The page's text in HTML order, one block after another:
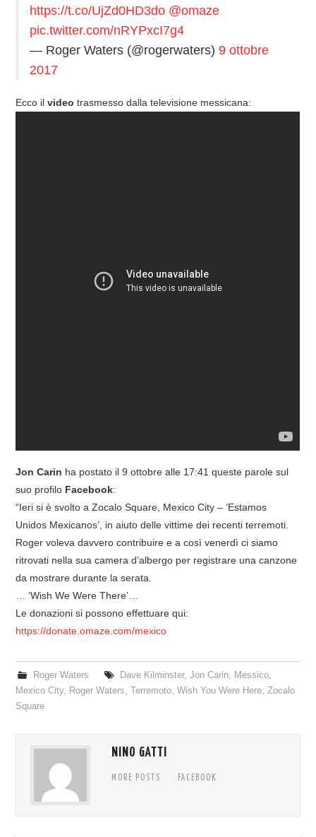
https://t.co/UjZd0HD3do @omaze
pic.twitter.com/nRYPxcI7g4
— Roger Waters (@rogerwaters)9 ottobre
2017
Ecco ilvideo trasmesso dalla televisione messicana:
Jon Carin ha postato il 9 ottobre alle 17:41 queste parole sul
suo profilo Facebook:
“Ieri si è svolto a Zocalo Square, Mexico City – ‘Estamos
Unidos Mexicanos’, in aiuto delle vittime dei recenti terremoti.
Roger voleva davvero contribuire e a così venerdì ci siamo
ritrovati nella sua camera d’albergo per registrare una canzone
da mostrare durante la serata.
… ‘Wish We Were There’…
Le donazioni si possono effettuare qui:
https://donate.omaze.com/mexico
Roger Waters Dave Kilminster, Jon Carin, Messico,
Mexico City, Roger Waters,Terremoto,Wish You Were Here,Zocalo
Square
NINO GATTI
MORE POSTS FACEBOOK